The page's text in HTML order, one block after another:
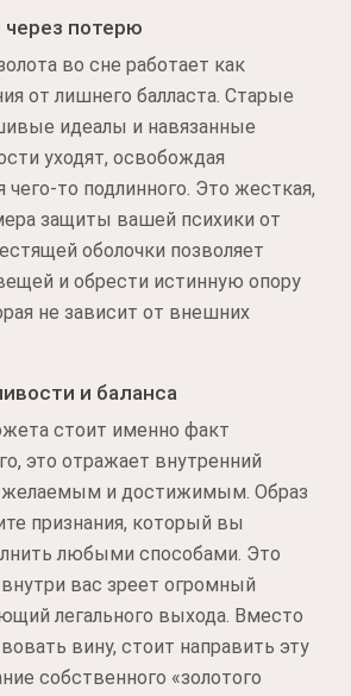
потерю
во сне работает как
от лишнего балласта. Старые
идеалы и навязанные
уходят, освобождая
чего-то подлинного. Это жесткая,
защиты вашей психики от
оболочки позволяет
и обрести истинную опору
не зависит от внешних
и баланса
стоит именно факт
это отражает внутренний
и достижимым. Образ
признания, который вы
любыми способами. Это
вас зреет огромный
легального выхода. Вместо
вину, стоит направить эту
собственного «золотого